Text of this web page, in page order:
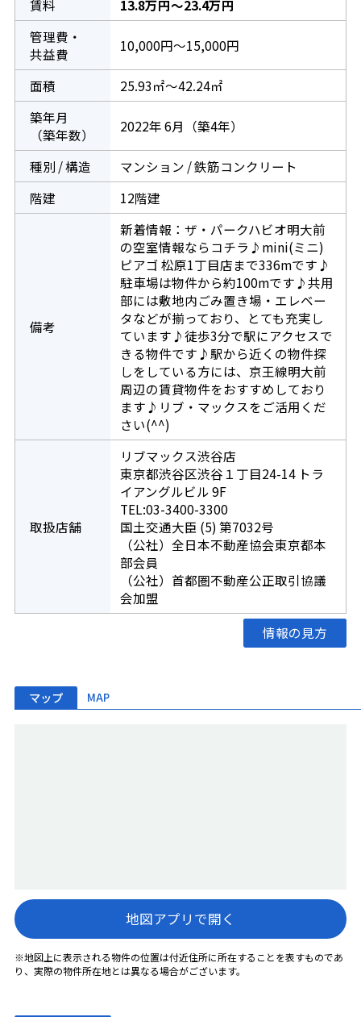
賃料
13.8万円～23.4万円
管理費・
共益費
10,000円～15,000円
面積
25.93㎡～42.24㎡
築年月
（築年数）
2022年 6月（築4年）
種別 / 構造
マンション / 鉄筋コンクリート
階建
12階建
備考
新着情報：ザ・パークハビオ明大前
の空室情報ならコチラ♪mini(ミニ)
ピアゴ 松原1丁目店まで336mです♪
駐車場は物件から約100mです♪共用
部には敷地内ごみ置き場・エレベー
タなどが揃っており、とても充実し
ています♪徒歩3分で駅にアクセスで
きる物件です♪駅から近くの物件探
しをしている方には、京王線明大前
周辺の賃貸物件をおすすめしており
ます♪リブ・マックスをご活用くだ
さい(^^)
取扱店舗
リブマックス渋谷店
東京都渋谷区渋谷１丁目24-14 トラ
イアングルビル 9F
TEL:03-3400-3300
国土交通大臣 (5) 第7032号
（公社）全日本不動産協会東京都本
部会員
（公社）首都圏不動産公正取引協議
会加盟
情報の見方
マップ MAP
地図アプリで開く
※地図上に表示される物件の位置は付近住所に所在することを表すものであ
り、実際の物件所在地とは異なる場合がございます。